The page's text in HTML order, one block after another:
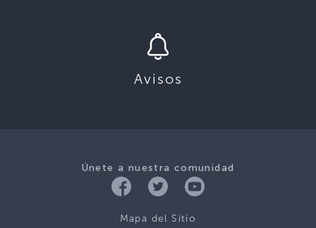
Avisos
Únete a nuestra comunidad
Mapa del Sitio